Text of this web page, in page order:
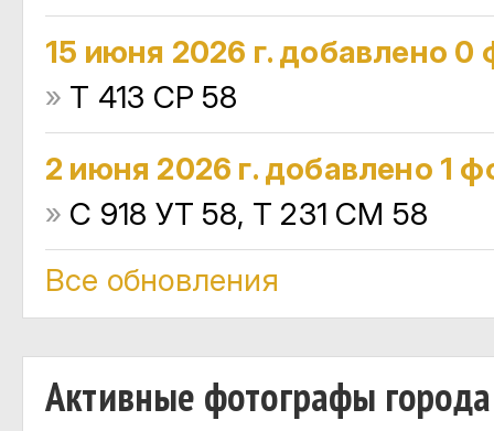
15 июня 2026 г. добавлено 0
» Т 413 СР 58
2 июня 2026 г. добавлено 1
» С 918 УТ 58, Т 231 СМ 58
Все обновления
Активные фотографы города